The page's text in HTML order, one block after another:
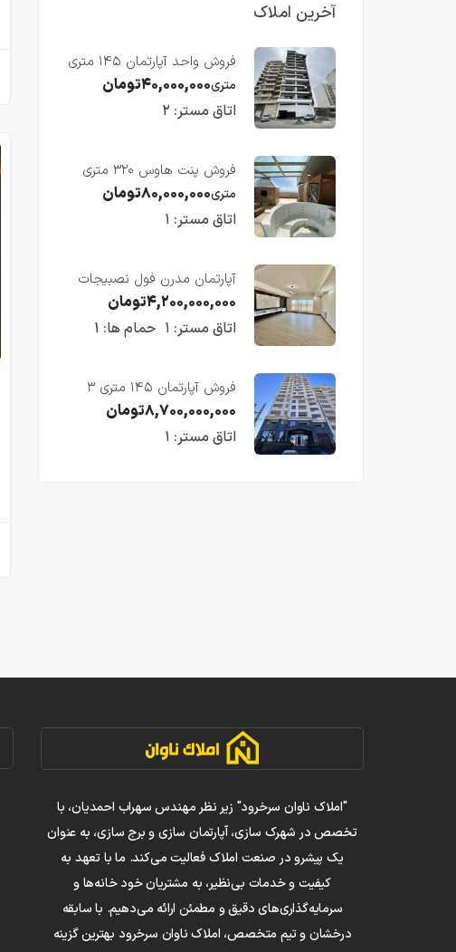
آخرین املاک
فروش واحد آپارتمان ۱۴۵ متری
با ویو رو به دریا در فریدونکنار
متری۴۰,۰۰۰,۰۰۰تومان
اتاق مستر: ۲
فروش پنت هاوس ۳۲۰ متری
لوکس در طبقه چهاردهم
فریدونکنار
متری۸۰,۰۰۰,۰۰۰تومان
اتاق مستر: ۱
آپارتمان مدرن فول نصبیجات
ساحلی/فریدونکنار
۴,۲۰۰,۰۰۰,۰۰۰تومان
اتاق مستر: ۱ حمام ها: ۱
فروش آپارتمان ۱۴۵ متری ۳
خوابه در فریدونکنار
۸,۷۰۰,۰۰۰,۰۰۰تومان
اتاق مستر: ۱
"املاک ناوان سرخرود" زیر نظر مهندس سهراب احمدیان، با
تخصص در شهرک سازی، آپارتمان سازی و برج سازی، به عنوان
یک پیشرو در صنعت املاک فعالیت می‌کند. ما با تعهد به
کیفیت و خدمات بی‌نظیر، به مشتریان خود خانه‌ها و
سرمایه‌گذاری‌های دقیق و مطمئن ارائه می‌دهیم. با سابقه
درخشان و تیم متخصص، املاک ناوان سرخرود بهترین گزینه